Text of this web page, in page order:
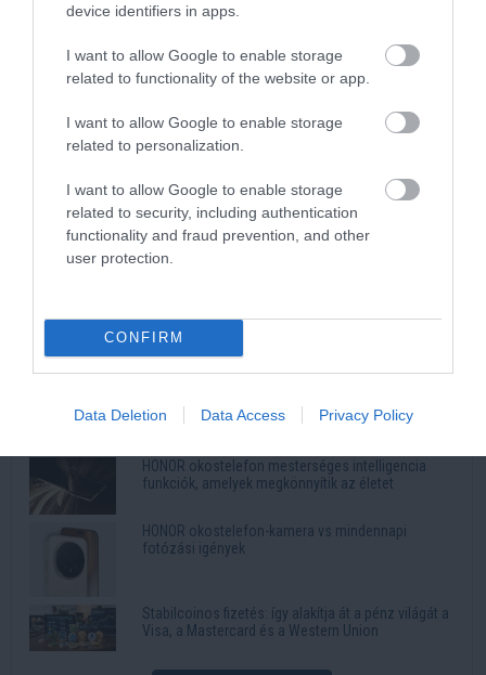
device identifiers in apps.
I want to allow Google to enable storage
related to functionality of the website or app.
I want to allow Google to enable storage
related to personalization.
I want to allow Google to enable storage
related to security, including authentication
functionality and fraud prevention, and other
user protection.
CONFIRM
Data Deletion Data Access Privacy Policy
Kép és a videó forrása: https://www.youtube.com/watch?
Legnépszerűbb
Halálos veszélyt hozhat a 40 fok: így jelezhet a
hőguta
5 görög recept, amely mellett az egészséges étel
sem tűnik lemondásnak
3 alma és 3 tojás: ennyire egyszerű a puha almás
pite titka
HONOR okostelefon mesterséges intelligencia
funkciók, amelyek megkönnyítik az életet
HONOR okostelefon-kamera vs mindennapi
fotózási igények
Stabilcoinos fizetés: így alakítja át a pénz világát a
Visa, a Mastercard és a Western Union